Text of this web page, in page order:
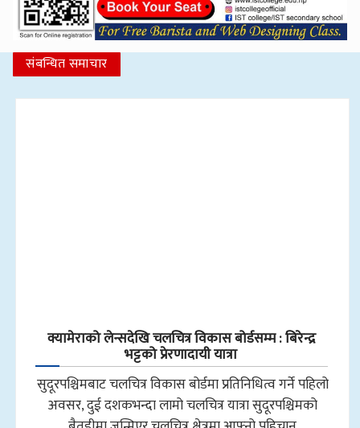
संबन्धित समाचार
क्यामेराको लेन्सदेखि चलचित्र विकास बोर्डसम्म : बिरेन्द्र
भट्टको प्रेरणादायी यात्रा
सुदूरपश्चिमबाट चलचित्र विकास बोर्डमा प्रतिनिधित्व गर्ने पहिलो
अवसर, दुई दशकभन्दा लामो चलचित्र यात्रा सुदूरपश्चिमको